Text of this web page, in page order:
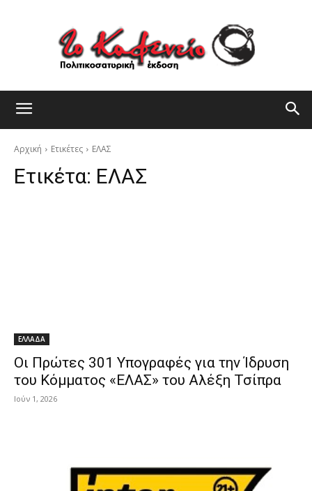
Αρχική Ετικέτες ΕΛΑΣ
Ετικέτα: ΕΛΑΣ
ΕΛΛΑΔΑ
Οι Πρώτες 301 Υπογραφές για την Ίδρυση
του Κόμματος «ΕΛΑΣ» του Αλέξη Τσίπρα
Ιούν 1, 2026